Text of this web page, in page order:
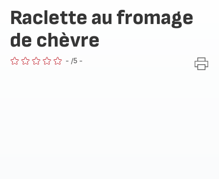
Raclette au fromage
de chèvre
- /5 -